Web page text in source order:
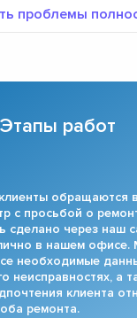
Этапы работ
обращаются
с просьбой о
сделано через наш
в нашем офисе.
необходимые
неисправностях, а
клиента
ремонта.